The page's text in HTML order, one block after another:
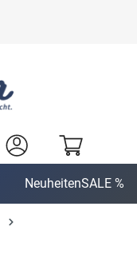
NeuheitenSALE %